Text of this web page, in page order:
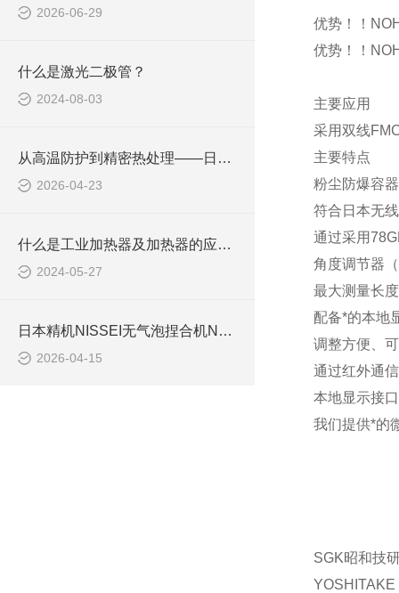
2026-06-29
什么是激光二极管？
2024-08-03
从高温防护到精密热处理——日陶陶瓷管与工程设备技术应用
2026-04-23
什么是工业加热器及加热器的应用。
2024-05-27
日本精机NISSEI无气泡捏合机NBK系列应用分析
2026-04-15
优势！！
优势！！
主要应用
采用双线
主要特点
粉尘防爆容
符合日本无
通过采用
角度调节器
最大测量长
配备*的本地
调整方便、
通过红外通
本地显示接
我们提供*的
SGK昭和技
YOSHITAKE